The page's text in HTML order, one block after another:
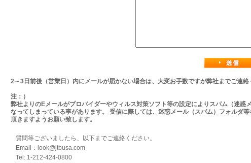
2～3日前後（営業日）内にメールが届かない場合は、大変お手数ですが弊社までご連絡
注：）
弊社よりのEメールがプロバイダーやウィルス対策ソフト等の設定によりスパム（迷惑
なってしまっている事があります。 受信に際しては、迷惑メール（スパム）フォルダ
頂きますようお願い致します。
質問等ございましたら、以下までご連絡ください。
Email：look@jtbusa.com
Tel: 1-212-424-0800